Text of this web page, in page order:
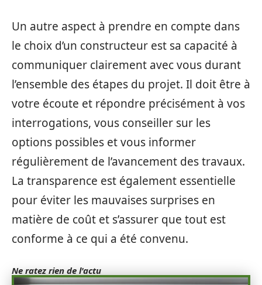
Un autre aspect à prendre en compte dans
le choix d’un constructeur est sa capacité à
communiquer clairement avec vous durant
l’ensemble des étapes du projet. Il doit être à
votre écoute et répondre précisément à vos
interrogations, vous conseiller sur les
options possibles et vous informer
régulièrement de l’avancement des travaux.
La transparence est également essentielle
pour éviter les mauvaises surprises en
matière de coût et s’assurer que tout est
conforme à ce qui a été convenu.
Ne ratez rien de l'actu